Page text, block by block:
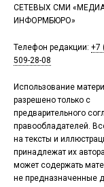
СЕТЕВЫХ СМИ
ИНФОРМБЮРО»
Телефон редакции: +7
509-28-08
Использование
разрешено только с
предварительного
правообладателей.
на тексты и
принадлежат их
может содержать
не предназначенные